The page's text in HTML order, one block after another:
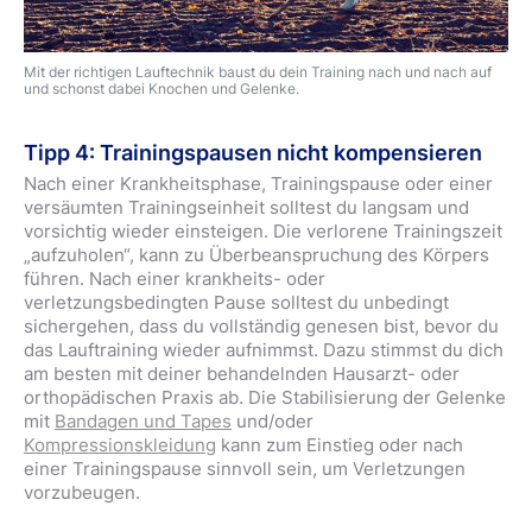
Mit der richtigen Lauftechnik baust du dein Training nach und nach auf
und schonst dabei Knochen und Gelenke.
Tipp 4: Trainingspausen nicht kompensieren
Nach einer Krankheitsphase, Trainingspause oder einer
versäumten Trainingseinheit solltest du langsam und
vorsichtig wieder einsteigen. Die verlorene Trainingszeit
„aufzuholen“, kann zu Überbeanspruchung des Körpers
führen. Nach einer krankheits- oder
verletzungsbedingten Pause solltest du unbedingt
sichergehen, dass du vollständig genesen bist, bevor du
das Lauftraining wieder aufnimmst. Dazu stimmst du dich
am besten mit deiner behandelnden Hausarzt- oder
orthopädischen Praxis ab. Die Stabilisierung der Gelenke
mit Bandagen und Tapes und/oder
Kompressionskleidung kann zum Einstieg oder nach
einer Trainingspause sinnvoll sein, um Verletzungen
vorzubeugen.